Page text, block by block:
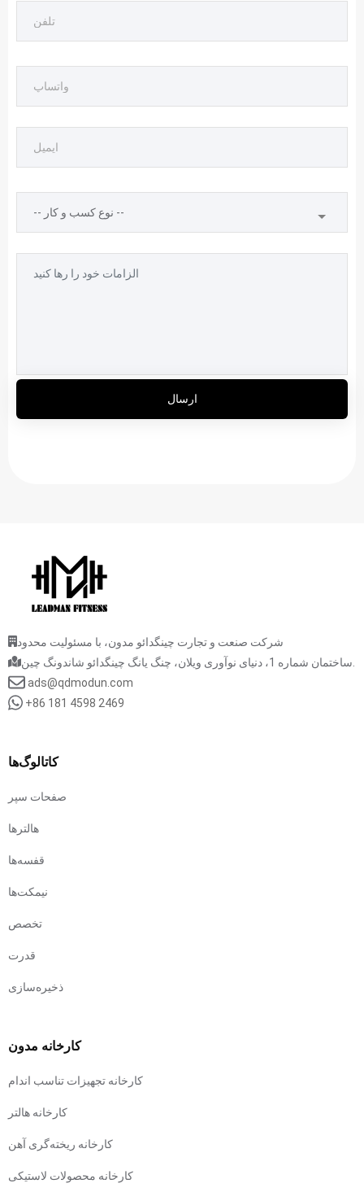
ارسال
شرکت صنعت و تجارت چینگدائو مدون، با مسئولیت محدود
ads@qdmodun.com
+86 181 4598 2469
کاتالوگ‌ها
صفحات سپر
هالترها
قفسه‌ها
نیمکت‌ها
تخصص
قدرت
ذخیره‌سازی
کارخانه مدون
کارخانه تجهیزات تناسب اندام
کارخانه هالتر
کارخانه ریخته‌گری آهن
کارخانه محصولات لاستیکی